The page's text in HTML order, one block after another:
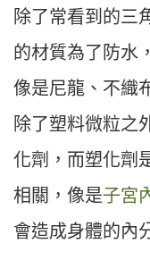
除了常看到的三
的材質為了防水
像是尼龍、不織
除了塑料微粒之
化劑，而塑化劑
相關，像是子宮
會造成身體的內